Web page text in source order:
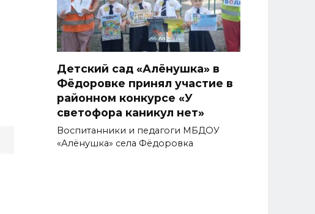
Детский сад «Алёнушка» в
Фёдоровке принял участие в
районном конкурсе «У
светофора каникул нет»
Воспитанники и педагоги МБДОУ
«Алёнушка» села Фёдоровка